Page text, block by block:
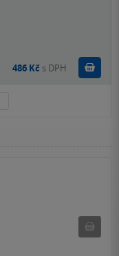
486 Kč s DPH